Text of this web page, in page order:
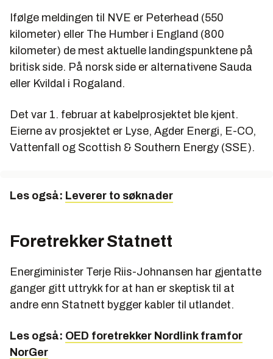
Ifølge meldingen til NVE er Peterhead (550
kilometer) eller The Humber i England (800
kilometer) de mest aktuelle landingspunktene på
britisk side. På norsk side er alternativene Sauda
eller Kvildal i Rogaland.
Det var 1. februar at kabelprosjektet ble kjent.
Eierne av prosjektet er Lyse, Agder Energi, E-CO,
Vattenfall og Scottish & Southern Energy (SSE).
Les også: Leverer to søknader
Foretrekker Statnett
Energiminister Terje Riis-Johnansen har gjentatte
ganger gitt uttrykk for at han er skeptisk til at
andre enn Statnett bygger kabler til utlandet.
Les også: OED foretrekker Nordlink framfor
NorGer